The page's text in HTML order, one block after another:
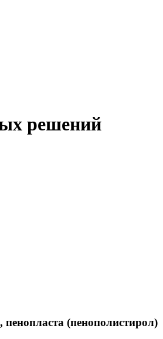
решений
(пенополистирол)